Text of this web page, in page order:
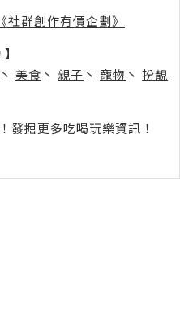
社群創作有價企劃》
丶 美食 丶 親子 丶 寵物 丶 扮靚
掘更多吃喝玩樂資訊！